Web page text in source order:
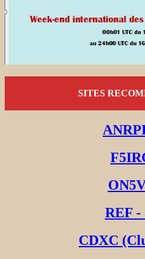
SITES
REF -
CDXC